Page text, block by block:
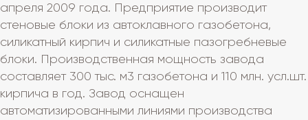
апреля 2009 года. Предприятие производит
стеновые блоки из автоклавного газобетона,
силикатный кирпич и силикатные пазогребневые
блоки. Производственная мощность завода
составляет 300 тыс. м3 газобетона и 110 млн. усл.шт.
кирпича в год. Завод оснащен
автоматизированными линиями производства